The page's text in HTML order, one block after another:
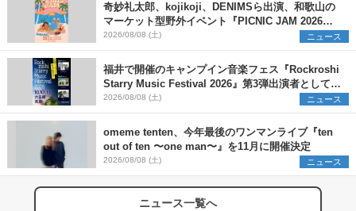
奇妙礼太郎、kojikoji、DENIMSら出演、和歌山の
マーケット型野外イベント『PICNIC JAM 2026』
早割チケット発売開始
2026/08/08 (土) ニュース
福井で開催のキャンプイン音楽フェス『Rockroshi
Starry Music Festival 2026』第3弾出演者として
SCOOBIE DO、かりゆし58、Reiを発表
2026/08/08 (土) ニュース
omeme tenten、今年最後のワンマンライブ『ten
out of ten 〜one man〜』を11月に開催決定
2026/08/08 (土) ニュース
ニュース一覧へ